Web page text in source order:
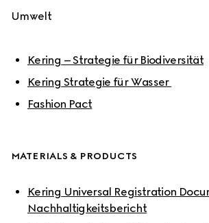
Umwelt
Kering – Strategie für Biodiversität
Kering Strategie für Wasser
Fashion Pact
MATERIALS & PRODUCTS
Kering Universal Registration
Nachhaltigkeitsbericht